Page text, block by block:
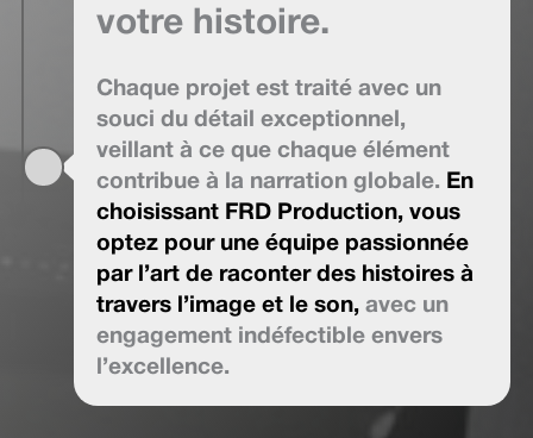
votre histoire.
Chaque projet est traité avec un
souci du détail exceptionnel,
veillant à ce que chaque élément
contribue à la narration globale. En
choisissant FRD Production, vous
optez pour une équipe passionnée
par l’art de raconter des histoires à
travers l’image et le son, avec un
engagement indéfectible envers
l’excellence.